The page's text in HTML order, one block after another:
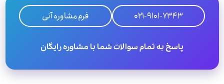
021-9101-7343 فرم مشاوره آنی
پاسخ به تمام سوالات شما با مشاوره رایگان